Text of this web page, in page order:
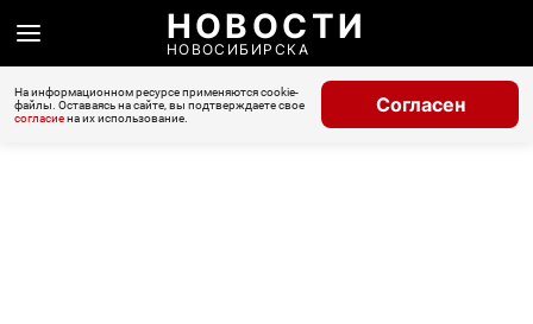
НОВОСТИ
НОВОСИБИРСКА
На информационном ресурсе применяются cookie-
файлы. Оставаясь на сайте, вы подтверждаете свое
согласиена их использование.
Согласен